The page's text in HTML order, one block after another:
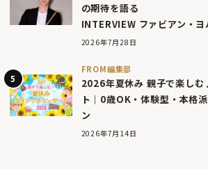
の期待を語る
INTERVIEW ファビアン・
2026年7月28日
FROM編集部
2026年夏休み 親子で楽し
ト｜0歳OK・体験型・本格
ン
2026年7月14日